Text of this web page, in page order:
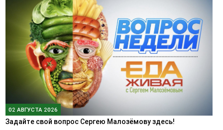
02 АВГУСТА 2026
Задайте свой вопрос Сергею Малозёмову здесь!